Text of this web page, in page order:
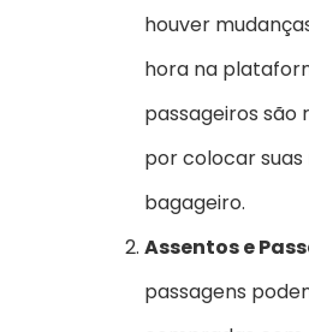
houver
hora na
passageiros são
por colocar suas
bagageiro.
Assentos e
passagens